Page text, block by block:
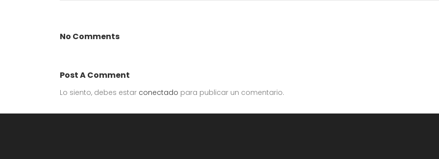
No Comments
Post A Comment
Lo siento, debes estar conectado para publicar un comentario.